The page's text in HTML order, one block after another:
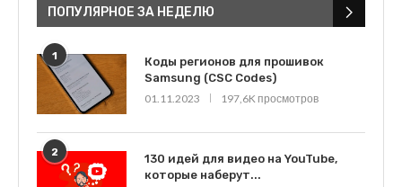
ПОПУЛЯРНОЕ ЗА НЕДЕЛЮ
1
Коды регионов для прошивок
Samsung (CSC Codes)
01.11.2023
197,6K просмотров
2
130 идей для видео на YouTube,
которые наберут...